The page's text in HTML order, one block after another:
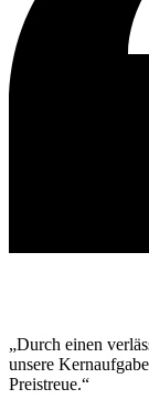
„Durch einen
unsere
Preistreue.“